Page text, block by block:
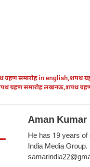
ग्रहण समारोह in english,शपथ
ग्रहण समारोह लखनऊ,शपथ
Aman Kumar
He has 19 years
India Media